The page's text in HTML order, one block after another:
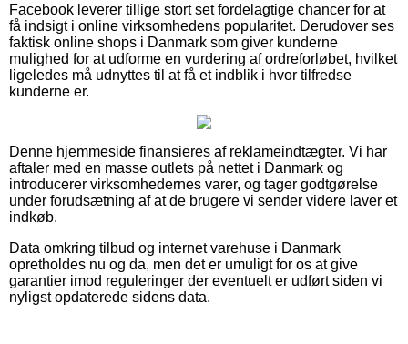
Facebook leverer tillige stort set fordelagtige chancer for at
få indsigt i online virksomhedens popularitet. Derudover ses
faktisk online shops i Danmark som giver kunderne
mulighed for at udforme en vurdering af ordreforløbet, hvilket
ligeledes må udnyttes til at få et indblik i hvor tilfredse
kunderne er.
Denne hjemmeside finansieres af reklameindtægter. Vi har
aftaler med en masse outlets på nettet i Danmark og
introducerer virksomhedernes varer, og tager godtgørelse
under forudsætning af at de brugere vi sender videre laver et
indkøb.
Data omkring tilbud og internet varehuse i Danmark
opretholdes nu og da, men det er umuligt for os at give
garantier imod reguleringer der eventuelt er udført siden vi
nyligst opdaterede sidens data.